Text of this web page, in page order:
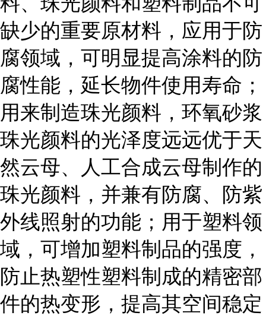
缺少的重要原材料，应用于防
腐领域，可明显提高涂料的防
腐性能，延长物件使用寿命；
用来制造珠光颜料，环氧砂浆
珠光颜料的光泽度远远优于天
然云母、人工合成云母制作的
珠光颜料，并兼有防腐、防紫
外线照射的功能；用于塑料领
域，可增加塑料制品的强度，
防止热塑性塑料制成的精密部
件的热变形，提高其空间稳定